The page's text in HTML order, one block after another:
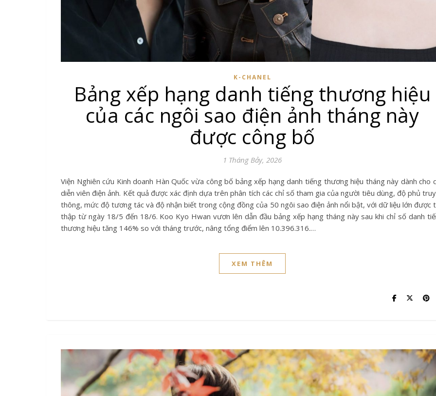
K-CHANEL
Bảng xếp hạng danh tiếng thương hiệu
của các ngôi sao điện ảnh tháng này
được công bố
1 Tháng Bảy, 2026
Viện Nghiên cứu Kinh doanh Hàn Quốc vừa công bố bảng xếp hạng danh tiếng thương hiệu tháng này dành cho các
diễn viên điện ảnh. Kết quả được xác định dựa trên phân tích các chỉ số tham gia của người tiêu dùng, độ phủ
thông, mức độ tương tác và độ nhận biết trong cộng đồng của 50 ngôi sao điện ảnh nổi bật, với dữ liệu lớn được
thập từ ngày 18/5 đến 18/6. Koo Kyo Hwan vươn lên dẫn đầu bảng xếp hạng tháng này sau khi chỉ số danh
thương hiệu tăng 146% so với tháng trước, nâng tổng điểm lên 10.396.316.…
XEM THÊM